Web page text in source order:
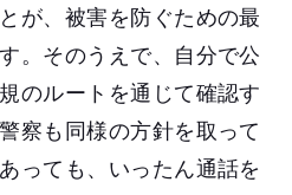
が、被害を防ぐための最
。そのうえで、自分で公
のルートを通じて確認す
察も同様の方針を取って
っても、いったん通話を